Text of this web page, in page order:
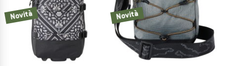
Novità Novità